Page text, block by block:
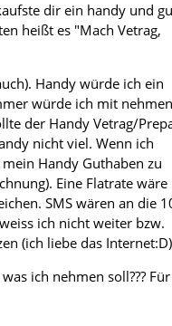
dir ein handy und
heißt es "Mach Vetrag,
Handy würde ich ein
würde ich mit
der Handy Vetrag/
nicht viel. Wenn ich
Handy Guthaben zu
Eine Flatrate wäre
SMS wären an die
ich nicht weiter bzw.
(ich liebe das
ich nehmen soll??? Für